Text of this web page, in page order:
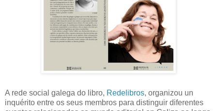
A rede social galega do libro, Redelibros, organizou un
inquérito entre os seus membros para distinguir diferentes